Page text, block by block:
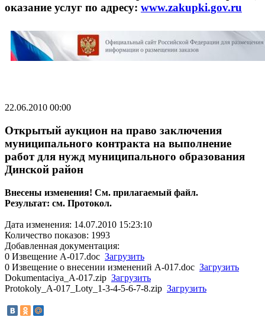
оказание услуг по адресу: www.zakupki.gov.ru
22.06.2010 00:00
Открытый аукцион на право заключения
муниципального контракта на выполнение
работ для нужд муниципального образования
Динской район
Внесены изменения! См. прилагаемый файл.
Результат: см. Протокол.
Дата изменения: 14.07.2010 15:23:10
Количество показов: 1993
Добавленная документация:
0 Извещение А-017.doc Загрузить
0 Извещение о внесении изменений А-017.doc Загрузить
Dokumentaciya_A-017.zip Загрузить
Protokoly_A-017_Loty_1-3-4-5-6-7-8.zip Загрузить